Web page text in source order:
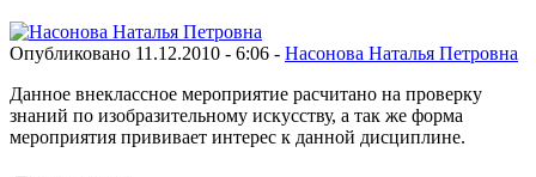
Опубликовано 11.12.2010 - 6:06 - Насонова Наталья Петровна
Данное внеклассное мероприятие расчитано на проверку
знаний по изобразительному искусству, а так же форма
мероприятия прививает интерес к данной дисциплине.